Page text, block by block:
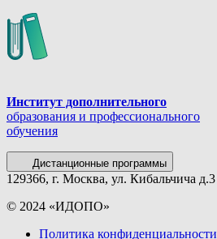
Институт дополнительного
образования и профессионального
обучения
Дистанционные программы
129366, г. Москва, ул. Кибальчича д.3
© 2024 «ИДОПО»
Политика конфиденциальности